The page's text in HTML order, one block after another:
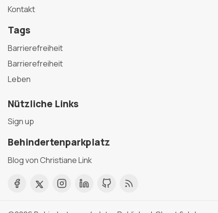
Kontakt
Tags
Barrierefreiheit
Barrierefreiheit
Leben
Nützliche Links
Sign up
Behindertenparkplatz
Blog von Christiane Link